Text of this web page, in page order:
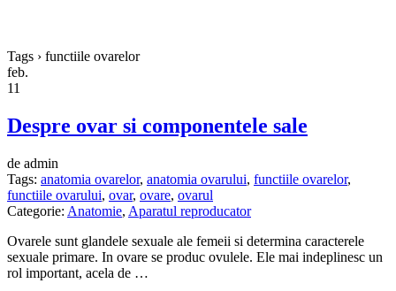
Tags › functiile ovarelor
feb.
11
Despre ovar si componentele sale
de admin
Tags: anatomia ovarelor, anatomia ovarului, functiile ovarelor,
functiile ovarului, ovar, ovare, ovarul
Categorie: Anatomie, Aparatul reproducator
Ovarele sunt glandele sexuale ale femeii si determina caracterele
sexuale primare. In ovare se produc ovulele. Ele mai indeplinesc un
rol important, acela de …